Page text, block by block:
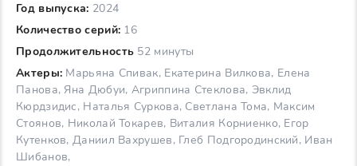
Год выпуска: 2024
Количество серий: 16
Продолжительность 52 минуты
Актеры: Марьяна Спивак, Екатерина Вилкова, Елена
Панова, Яна Дюбуи, Агриппина Стеклова, Эвклид
Кюрдзидис, Наталья Суркова, Светлана Тома, Максим
Стоянов, Николай Токарев, Виталия Корниенко, Егор
Кутенков, Даниил Вахрушев, Глеб Подгородинский, Иван
Шибанов,